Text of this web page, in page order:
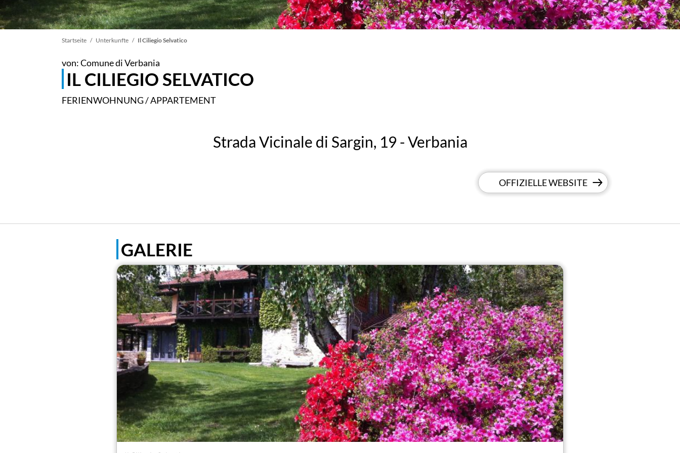
Pfadnavigation
Startseite Unterkunfte Il Ciliegio Selvatico
von: Comune di Verbania
IL CILIEGIO SELVATICO
FERIENWOHNUNG / APPARTEMENT
Strada Vicinale di Sargin, 19 - Verbania
OFFIZIELLE WEBSITE
GALERIE